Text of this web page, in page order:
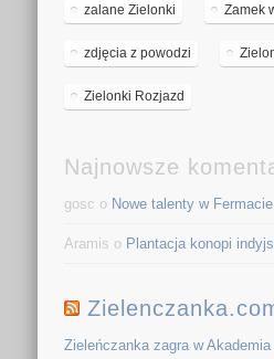
zalane Zielonki Zamek
zdjęcia z powodzi
Zielonki Rozjazd
Najnowsze
gosc o Nowe talenty w Fermacie
Aramis o Plantacja konopi
Zieleńczanka zagra w Akademia